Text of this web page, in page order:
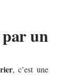
un
, c’est une